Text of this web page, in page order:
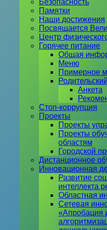
Безопасность
Памятки
Наши достижения
Посвящается
Центр
Горячее питание
Общая
Меню
Примерное
Анкета
Стоп-коррупция
Проекты
Проекты
Проекты
областям
Городской
Дистанционное
Инновационная
Развитие
интеллекта
Областная
Сетевая
«Апробация